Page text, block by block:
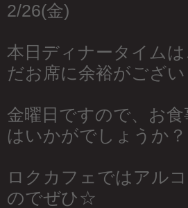
2/26(金)
本日ディナータイム
だお席に余裕がござい
金曜日ですので、お
はいかがでしょうか？
ロクカフェではアル
のでぜひ☆